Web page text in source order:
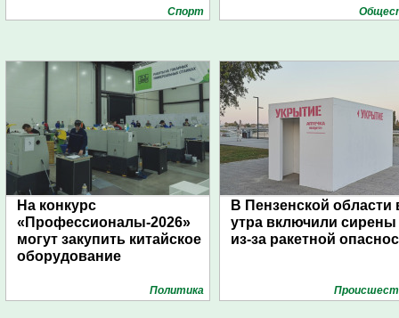
Спорт
На конкурс
«Профессионалы-2026»
могут закупить китайское
оборудование
Политика
В Пензенской области
утра включили сирены
из-за ракетной